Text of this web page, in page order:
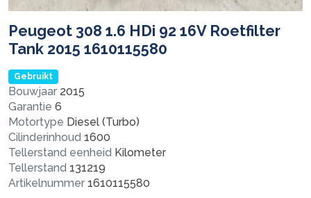
Peugeot 308 1.6 HDi 92 16V Roetfilter
Tank 2015 1610115580
Gebruikt
Bouwjaar 2015
Garantie 6
Motortype Diesel (Turbo)
Cilinderinhoud 1600
Tellerstand eenheid Kilometer
Tellerstand 131219
Artikelnummer 1610115580